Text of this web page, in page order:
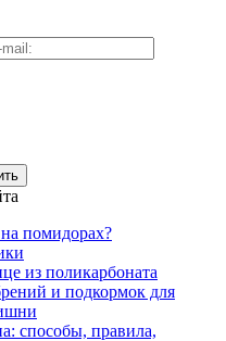
помидорах?
из поликарбоната
и подкормок для
способы, правила,